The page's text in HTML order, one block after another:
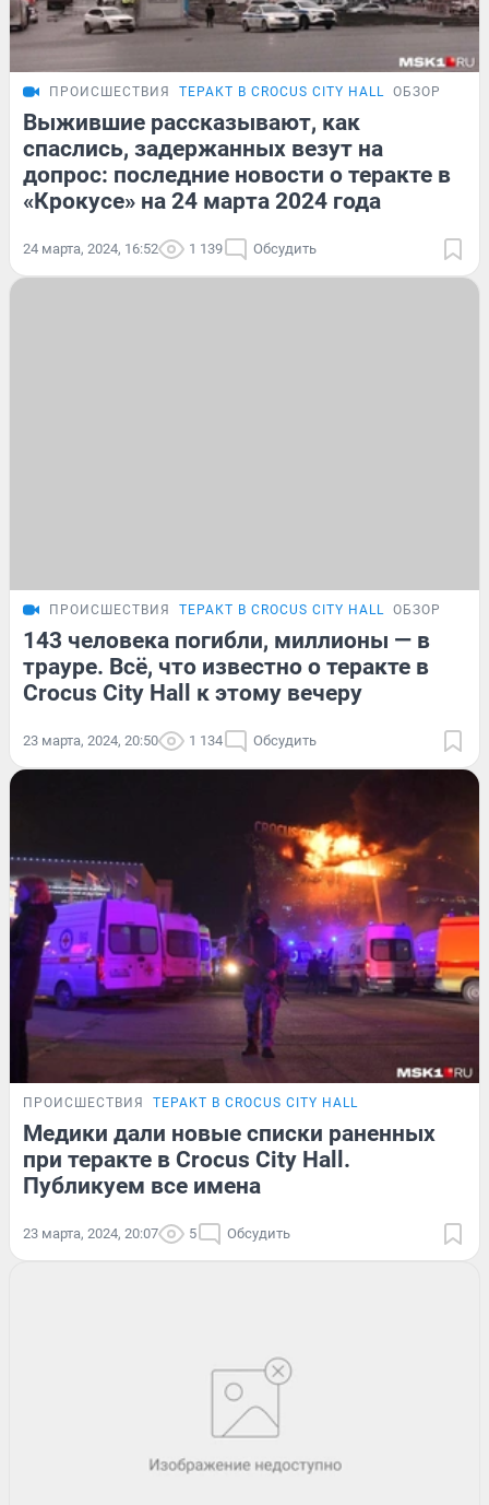
ПРОИСШЕСТВИЯ ТЕРАКТ В CROCUS CITY HALL ОБЗОР
Выжившие рассказывают, как
спаслись, задержанных везут на
допрос: последние новости о теракте в
«Крокусе» на 24 марта 2024 года
24 марта, 2024, 16:52 1 139 Обсудить
ПРОИСШЕСТВИЯ ТЕРАКТ В CROCUS CITY HALL ОБЗОР
143 человека погибли, миллионы — в
трауре. Всё, что известно о теракте в
Crocus City Hall к этому вечеру
23 марта, 2024, 20:50 1 134 Обсудить
ПРОИСШЕСТВИЯ ТЕРАКТ В CROCUS CITY HALL
Медики дали новые списки раненных
при теракте в Crocus City Hall.
Публикуем все имена
23 марта, 2024, 20:07 5 Обсудить